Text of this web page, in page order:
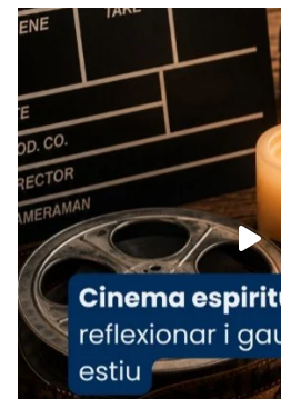
Recupera l'entrevista
tican News 👇
www.vaticannews.va/es/
07/carmina-historia-
espana-testimoni...
Foto
View on Facebook · Share
Arquebisbat de
2 weeks ago
«Avui les santes Juliana i
ajuden a alçar la mirada»